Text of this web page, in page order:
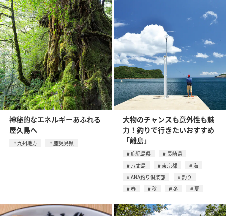
神秘的なエネルギーあふれる
屋久島へ
九州地方 鹿児島県
大物のチャンスも意外性も魅
力！釣りで行きたいおすすめ
「離島」
鹿児島県
長崎県
八丈島
東京都
海
ANA釣り倶楽部
釣り
春
秋 冬 夏